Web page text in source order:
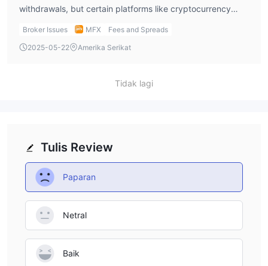
withdrawals, but certain platforms like cryptocurrency
wallets or virtual wallets may have their own fees.
accounts, while ECN and Institutional accounts charge $5
Broker Issues MFX
Fees and Spreads
2025-05-22
Amerika Serikat
Tidak lagi
Tulis Review
Paparan
Netral
Baik